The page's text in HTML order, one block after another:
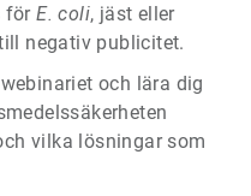
förE. coli, jäst eller
negativ publicitet.
och lära dig
vilka lösningar som